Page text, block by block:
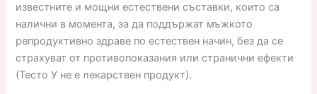
известните и мощни естествени съставки, които са
налични в момента, за да поддържат мъжкото
репродуктивно здраве по естествен начин, без да се
страхуват от противопоказания или странични ефекти
(Тесто У не е лекарствен продукт).